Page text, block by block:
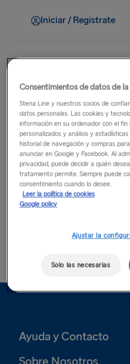
Iniciar / Regístrate
¿Cuáles son
apertura de
ferry?
El horario de apertura de
en cada puerto. Para
selecciona el puerto
Ayuda y Contacto
Consentimientos de datos de
Stena Line y nuestros socios de
datos personales. Las cookies y
información en su ordenador con el
personalizados y análisis y
historial de navegación y compras
anunciar en Google y Facebook. Al
privacidad, puede decidir a quién
tratamiento permite. Siempre puede
consentimiento cuando lo desee.
Leer la política de cookies
Google policy
Ajustar la
Solo las necesarias